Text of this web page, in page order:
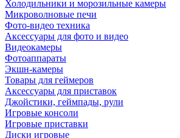
Холодильники и морозильные камеры
Микроволновые печи
Фото-видео техника
Аксессуары для фото и видео
Видеокамеры
Фотоаппараты
Экшн-камеры
Товары для геймеров
Аксессуары для приставок
Джойстики, геймпады, рули
Игровые консоли
Игровые приставки
Диски игровые